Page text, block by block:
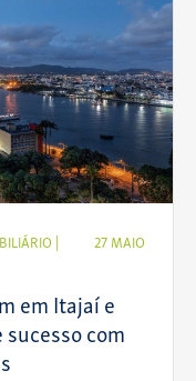
|
27 MAIO
em Itajaí e
com